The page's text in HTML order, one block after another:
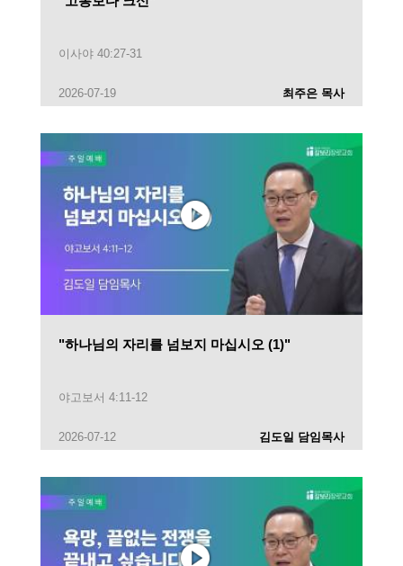
이사야 40:27-31
2026-07-19 최주은 목사
"하나님의 자리를 넘보지 마십시오 (1)"
야고보서 4:11-12
2026-07-12 김도일 담임목사